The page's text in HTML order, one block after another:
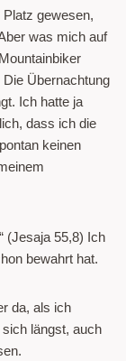
gewesen,
was mich auf
Übernachtung
Ich hatte ja
dass ich die
keinen
(Jesaja 55,8) Ich
bewahrt hat.
da, als ich
längst, auch